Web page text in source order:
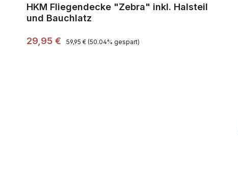
HKM Fliegendecke "Zebra" inkl. Halsteil
und Bauchlatz
Verkaufspreis:
29,95 € Regulärer Preis:
59,95 € (50.04% gespart)